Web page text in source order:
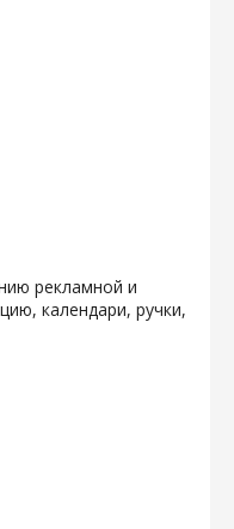
рекламной и
календари, ручки,